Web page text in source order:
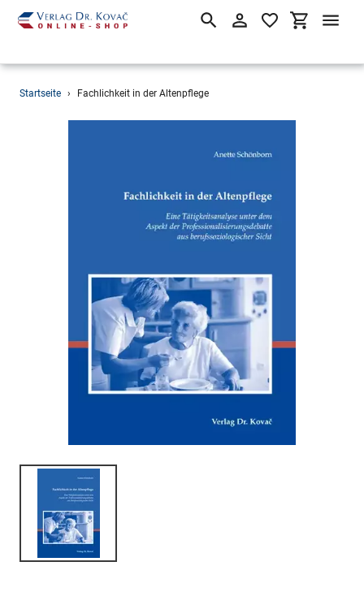
Direkt
SuchenEinloggen
Startseite › Fachlichkeit in der Altenpflege